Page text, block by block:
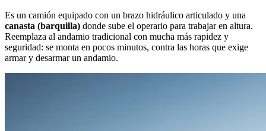
Es un camión equipado con un brazo hidráulico articulado y una
canasta (barquilla) donde sube el operario para trabajar en altura.
Reemplaza al andamio tradicional con mucha más rapidez y
seguridad: se monta en pocos minutos, contra las horas que exige
armar y desarmar un andamio.